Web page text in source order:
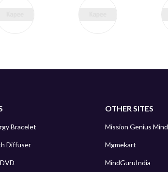
Bracelet
Diffuser
OTHER SITES
Mission Genius Mind
Mgmekart
MindGuruIndia